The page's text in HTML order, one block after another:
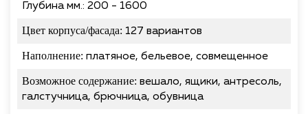
Глубина мм.: 200 - 1600
Цвет корпуса/фасада: 127 вариантов
Наполнение: платяное, бельевое, совмещенное
Возможное содержание: вешало, ящики, антресоль,
галстучница, брючница, обувница